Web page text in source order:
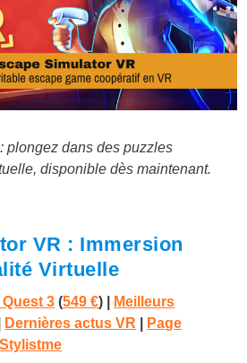
plongez dans des puzzles
disponible dès maintenant.
VR : Immersion
Virtuelle
Quest 3 (549 €)
Meilleurs
Dernières actus VR
Page